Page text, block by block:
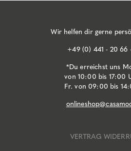
Wir helfen dir gerne
+49 (0) 441 - 20 66
*Du erreichst uns
von 10:00 bis 17:00
Fr. von 09:00 bis
VERTRAG